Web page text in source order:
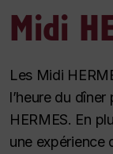
Midi
Les Midi
l’heure du dîner
HERMES. En
une expérience